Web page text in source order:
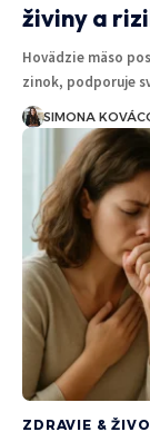
živiny a
Hovädzie mäso
zinok, podporuje
SIMONA
ZDRAVIE &